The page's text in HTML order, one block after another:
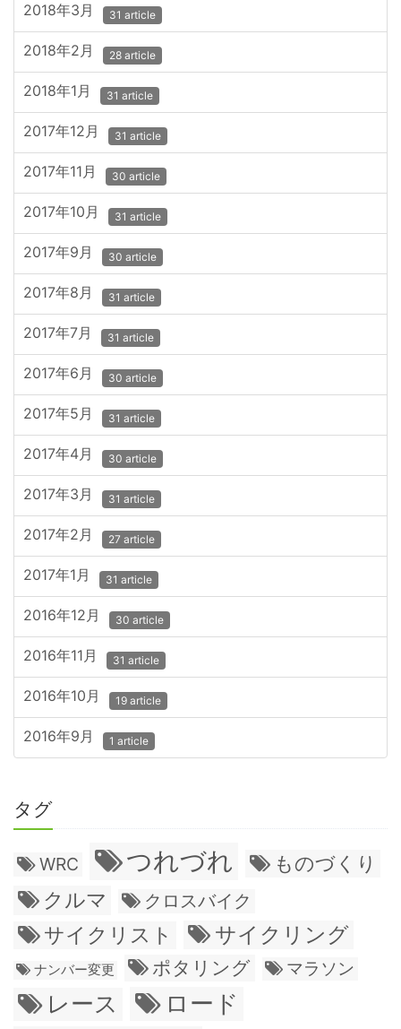
2018年3月 31 article
2018年2月 28 article
2018年1月 31 article
2017年12月 31 article
2017年11月 30 article
2017年10月 31 article
2017年9月 30 article
2017年8月 31 article
2017年7月 31 article
2017年6月 30 article
2017年5月 31 article
2017年4月 30 article
2017年3月 31 article
2017年2月 27 article
2017年1月 31 article
2016年12月 30 article
2016年11月 31 article
2016年10月 19 article
2016年9月 1 article
タグ
WRC つれづれ ものづくり
クルマ クロスバイク
サイクリスト サイクリング
ナンバー変更 ポタリング マラソン
レース
ロード